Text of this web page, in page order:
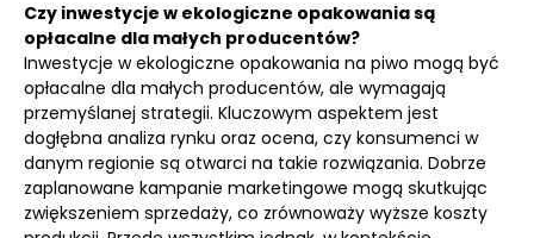
Czy inwestycje w ekologiczne opakowania są
opłacalne dla małych producentów?
Inwestycje w ekologiczne opakowania na piwo mogą być
opłacalne dla małych producentów, ale wymagają
przemyślanej strategii. Kluczowym aspektem jest
dogłębna analiza rynku oraz ocena, czy konsumenci w
danym regionie są otwarci na takie rozwiązania. Dobrze
zaplanowane kampanie marketingowe mogą skutkując
zwiększeniem sprzedaży, co zrównoważy wyższe koszty